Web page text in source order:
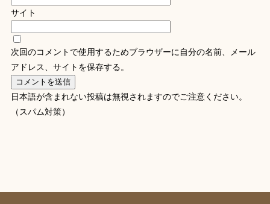
サイト
次回のコメントで使用するためブラウザーに自分の名前、メール
アドレス、サイトを保存する。
日本語が含まれない投稿は無視されますのでご注意ください。
（スパム対策）